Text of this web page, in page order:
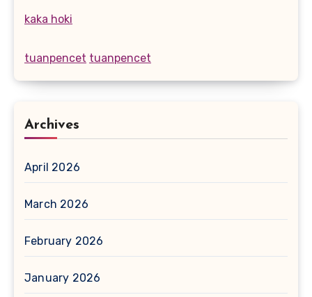
kaka hoki
tuanpencet tuanpencet
Archives
April 2026
March 2026
February 2026
January 2026